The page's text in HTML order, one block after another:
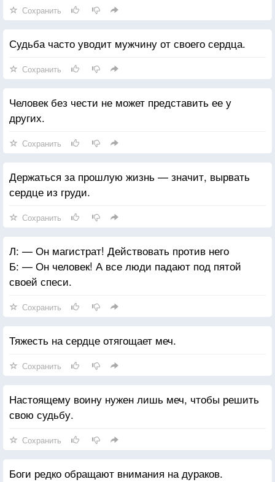
Сохранить
Судьба часто уводит мужчину от своего сердца.
Сохранить
Человек без чести не может представить ее у
других.
Сохранить
Держаться за прошлую жизнь — значит, вырвать
сердце из груди.
Сохранить
Л: — Он магистрат! Действовать против него
Б: — Он человек! А все люди падают под пятой
своей спеси.
Сохранить
Тяжесть на сердце отягощает меч.
Сохранить
Настоящему воину нужен лишь меч, чтобы решить
свою судьбу.
Сохранить
Боги редко обращают внимания на дураков.